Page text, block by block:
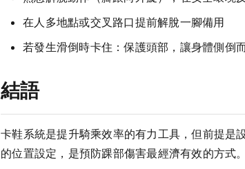
在人多地點或交叉路口提前解脫一腳備用
若發生滑倒時卡住：保護頭部，讓身體側倒
結語
卡鞋系統是提升騎乘效率的有力工具，但前提是
的位置設定，是預防踝部傷害最經濟有效的方式